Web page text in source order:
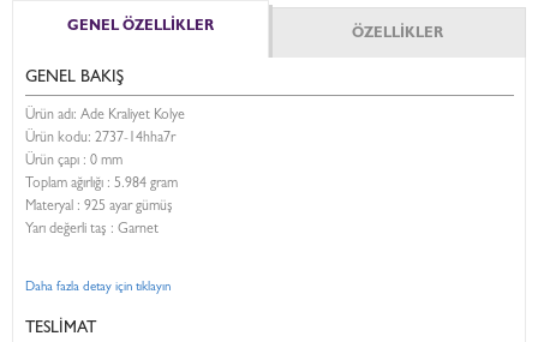
GENEL ÖZELLİKLER ÖZELLİKLER
GENEL BAKIŞ
Ürün adı: Ade Kraliyet Kolye
Ürün kodu: 2737-14hha7r
Ürün çapı : 0 mm
Toplam ağırlığı : 5.984 gram
Materyal : 925 ayar gümüş
Yarı değerli taş : Garnet
Daha fazla detay için tıklayın
TESLİMAT